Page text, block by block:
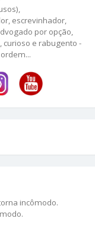
escrevinhador,
por opção,
e rabugento -
incômodo.